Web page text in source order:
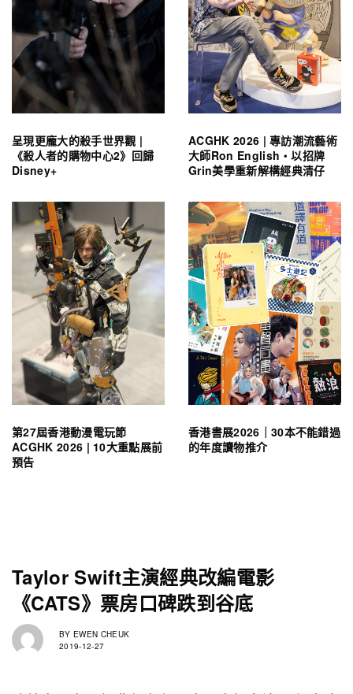
呈現更龐大的殺手世界觀 |
《殺人者的購物中心2》回歸
Disney+
ACGHK 2026 | 專訪潮流藝術
大師Ron English・以招牌
Grin美學重新解構經典清仔
第27屆香港動漫電玩節
ACGHK 2026 | 10大重點展前
預告
香港書展2026｜30本不能錯過
的年度讀物推介
Taylor Swift主演經典改編電影
《CATS》票房口碑跌到谷底
BY EWEN CHEUK
2019-12-27